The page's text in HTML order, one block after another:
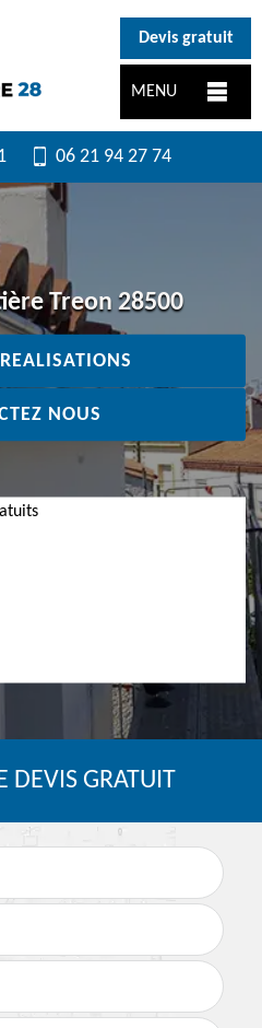
Devis gratuit
MENU
06 21 94 27 74
Treon 28500
NOUS
DEVIS GRATUIT